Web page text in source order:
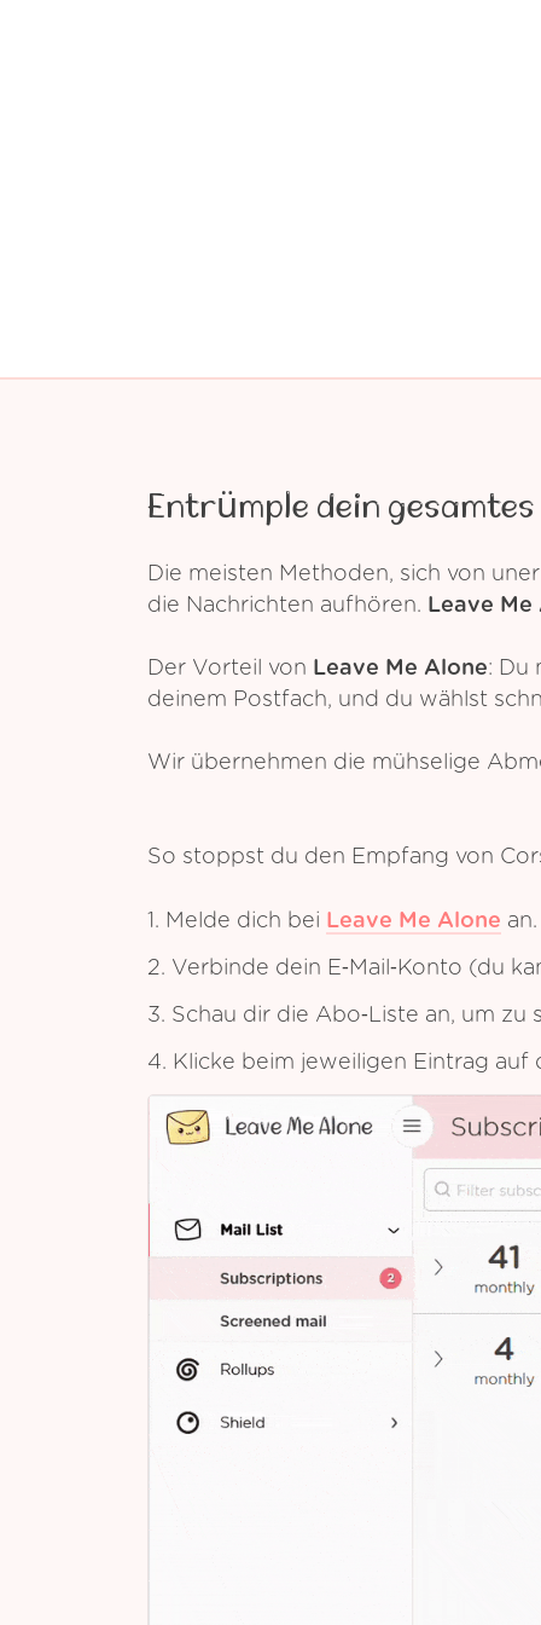
Entrümple dein
Die meisten Methoden, sich von
die Nachrichten aufhören. Leave Me
Der Vorteil von Leave Me Alone: Du
deinem Postfach, und du wählst
Wir übernehmen die mühselige
So stoppst du den Empfang von
1. Melde dich bei Leave Me Alone an.
2. Verbinde dein E‑Mail‑Konto (du
3. Schau dir die Abo‑Liste an, um
4. Klicke beim jeweiligen Eintrag auf